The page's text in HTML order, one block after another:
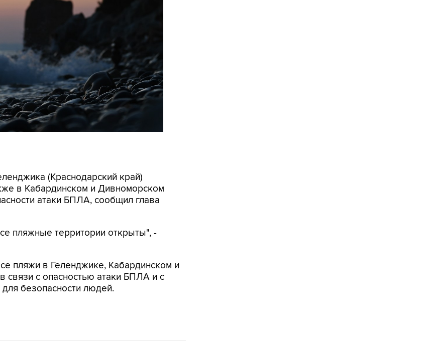
(Краснодарский край)
в Кабардинском и Дивноморском
атаки БПЛА, сообщил глава
пляжные территории открыты", -
пляжи в Геленджике, Кабардинском и
связи с опасностью атаки БПЛА и с
безопасности людей.